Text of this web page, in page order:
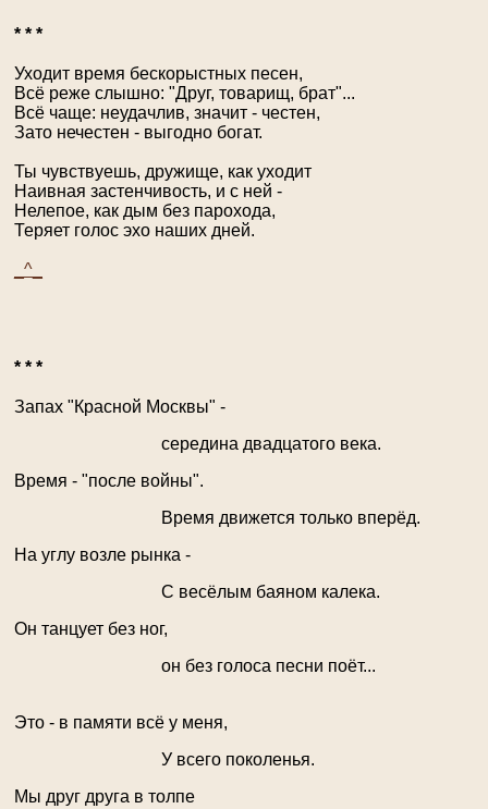
* * *
Уходит время бескорыстных песен,
Всё реже слышно: "Друг, товарищ, брат"...
Всё чаще: неудачлив, значит - честен,
Зато нечестен - выгодно богат.
Ты чувствуешь, дружище, как уходит
Наивная застенчивость, и с ней -
Нелепое, как дым без парохода,
Теряет голос эхо наших дней.
_^_
* * *
Запах "Красной Москвы" -
середина двадцатого века.
Время - "после войны".
Время движется только вперёд.
На углу возле рынка -
С весёлым баяном калека.
Он танцует без ног,
он без голоса песни поёт...
Это - в памяти всё у меня,
У всего поколенья.
Мы друг друга в толпе